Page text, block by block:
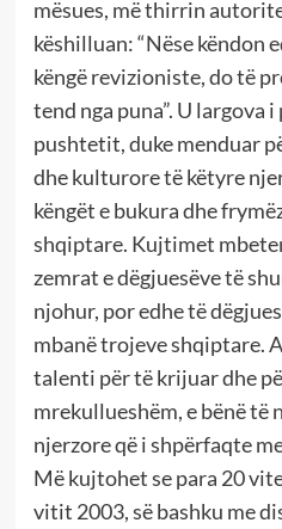
mësues, më thirrin
këshilluan: “Nëse këndon
këngë revizioniste, do të
tend nga puna”. U largova
pushtetit, duke menduar
dhe kulturore të këtyre
këngët e bukura dhe
shqiptare. Kujtimet
zemrat e dëgjuesëve të
njohur, por edhe të
mbanë trojeve shqiptare.
talenti për të krijuar dhe
mrekullueshëm, e bënë të
njerzore që i shpërfaqte
Më kujtohet se para 20
vitit 2003, së bashku me